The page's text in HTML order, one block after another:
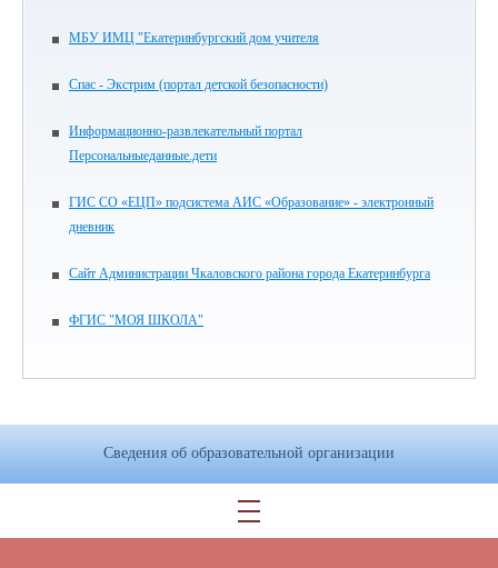
МБУ ИМЦ "Екатеринбургский дом учителя
Спас - Экстрим (портал детской безопасности)
Информационно-развлекательный портал
Персональныеданные.дети
ГИС СО «ЕЦП» подсистема АИС «Образование» - электронный
дневник
Сайт Администрации Чкаловского района города Екатеринбурга
ФГИС "МОЯ ШКОЛА"
Сведения об образовательной организации